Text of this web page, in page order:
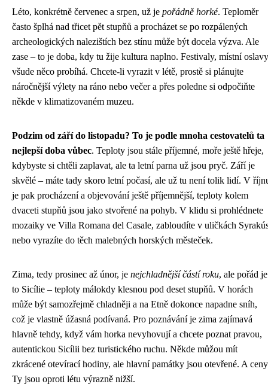
Léto, konkrétně červenec a srpen, už je pořádně horké. Teploměr
často šplhá nad třicet pět stupňů a procházet se po rozpálených
archeologických nalezištích bez stínu může být docela výzva. Ale
zase – to je doba, kdy tu žije kultura naplno. Festivaly, místní
všude něco probíhá. Chcete-li vyrazit v létě, prostě si plánujte
náročnější výlety na ráno nebo večer a přes poledne si odpočiňte
někde v klimatizovaném muzeu.
Podzim od září do listopadu? To je podle mnoha cestovatelů ta
nejlepší doba vůbec. Teploty jsou stále příjemné, moře ještě hřeje,
kdybyste si chtěli zaplavat, ale ta letní parna už jsou pryč. Září je
skvělé – máte tady skoro letní počasí, ale už tu není tolik lidí. V
je pak procházení a objevování ještě příjemnější, teploty kolem
dvaceti stupňů jsou jako stvořené na pohyb. V klidu si prohlédnete
mozaiky ve Villa Romana del Casale, zabloudíte v uličkách
nebo vyrazíte do těch malebných horských městeček.
Zima, tedy prosinec až únor, je nejchladnější částí roku, ale pořád je
to Sicílie – teploty málokdy klesnou pod deset stupňů. V horách
může být samozřejmě chladněji a na Etně dokonce napadne sníh,
což je vlastně úžasná podívaná. Pro poznávání je zima zajímavá
hlavně tehdy, když vám horka nevyhovují a chcete poznat pravou,
autentickou Sicílii bez turistického ruchu. Někde můžou mít
zkrácené otevírací hodiny, ale hlavní památky jsou otevřené. A
Ty jsou oproti létu výrazně nižší.